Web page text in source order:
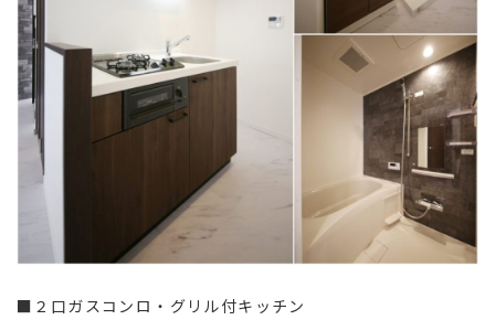
■２口ガスコンロ・グリル付キッチン